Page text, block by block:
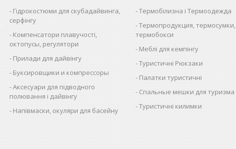
Гідрокостюми для скубадайвинга,
серфінгу
Компенсатори плавучості,
октопусы, регулятори
Прилади для дайвінгу
Буксировщики и компрессоры
Аксесуари для підводного
полювання і дайвінгу
Напівмаски, окуляри для басейну
Термобілизна і Термоодежда
Термопродукция, термосумки,
термобокси
Меблі для кемпінгу
Туристичні Рюкзаки
Палатки туристичні
Спальные мешки для туризма
Туристичні килимки